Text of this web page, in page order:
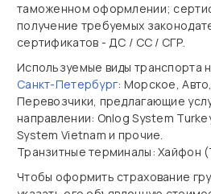
таможенном оформлении;
получение требуемых
сертификатов - ДС / СС / СГР.
Используемые виды транспорта
Санкт-Петербург: Морское,
Перевозчики, предлагающие
направлении: Onlog System
System Vietnam и прочие.
Транзитные терминалы: Хайфон
Чтобы оформить страхование